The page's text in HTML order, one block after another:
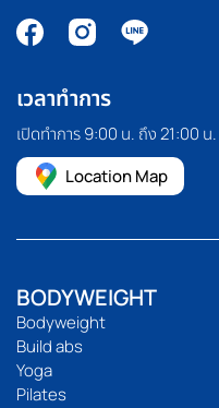
เวลาทำการ
เปิดทำการ 9:00 น. ถึง 21:00 น.
Location Map
BODYWEIGHT
Bodyweight
Build abs
Yoga
Pilates